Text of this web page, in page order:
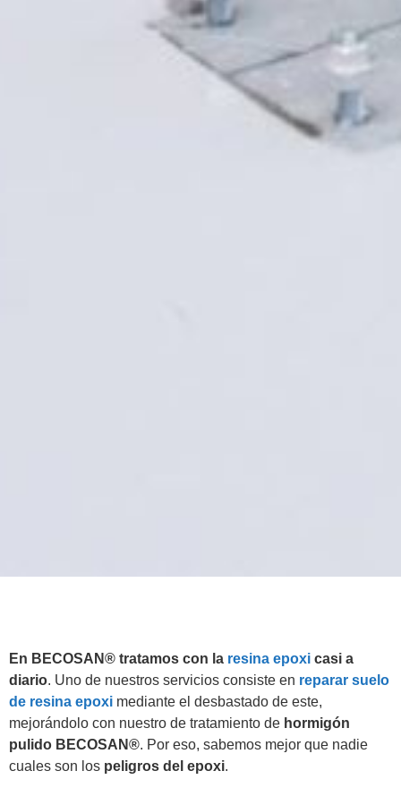
En BECOSAN® tratamos con la resina epoxi casi a
diario. Uno de nuestros servicios consiste en reparar suelo
de resina epoxi mediante el desbastado de este,
mejorándolo con nuestro de tratamiento de hormigón
pulido BECOSAN®. Por eso, sabemos mejor que nadie
cuales son los peligros del epoxi.